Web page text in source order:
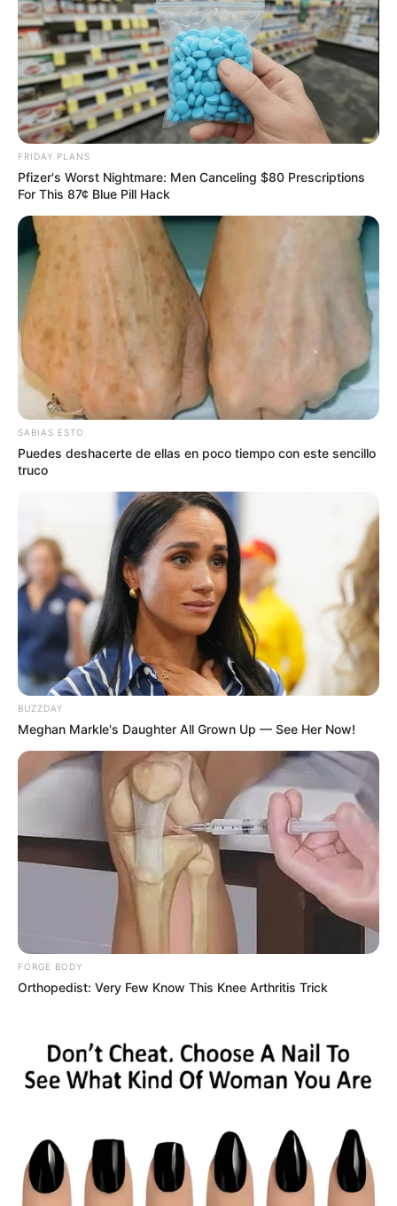
Heladería ubicada en el casco céntrico de Roldán busca
cadete con moto para sumar a su staff.
Interesados deben enviar su CV a
buscandopersonal0@hotmail.com